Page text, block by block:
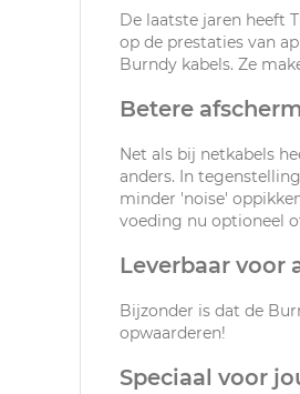
De laatste jaren heeft
op de prestaties van
Burndy kabels. Ze
Betere
Net als bij netkabels
anders. In
minder 'noise'
voeding nu optioneel
Leverbaar voor
Bijzonder is dat de
opwaarderen!
Speciaal voor